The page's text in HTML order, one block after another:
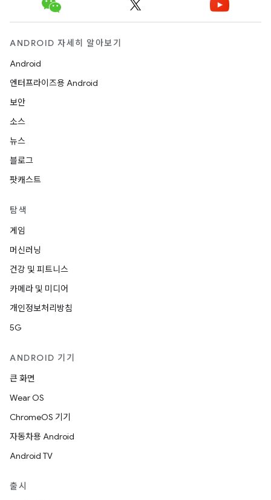
ANDROID 자세히 알아보기
Android
엔터프라이즈용 Android
보안
소스
뉴스
블로그
팟캐스트
탐색
게임
머신러닝
건강 및 피트니스
카메라 및 미디어
개인정보처리방침
5G
ANDROID 기기
큰 화면
Wear OS
ChromeOS 기기
자동차용 Android
Android TV
출시